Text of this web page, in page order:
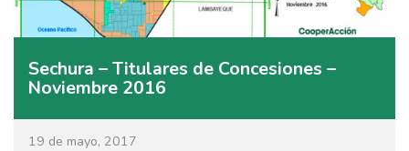
Sechura – Titulares de Concesiones –
Noviembre 2016
19 de mayo, 2017